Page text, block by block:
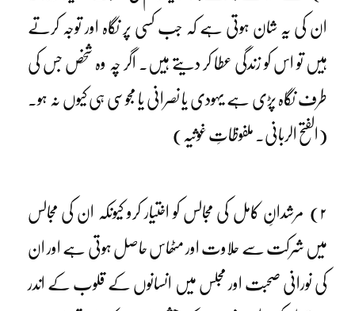
ان کی یہ شان ہوتی ہے کہ جب کسی پر نگاہ اور توجہ کرتے
ہیں تو اس کو زندگی عطا کر دیتے ہیں۔ اگر چہ وہ شخص جس کی
طرف نگاہ پڑی ہے یہودی یا نصرانی یا مجوسی ہی کیوں نہ ہو۔
(الفتح الربانی۔ ملفوظاتِ غوثیہ)
۲) مرشدانِ کامل کی مجالس کو اختیار کرو کیونکہ ان کی مجالس
میں شرکت سے حلاوت اور مٹھاس حاصل ہوتی ہے اور ان
کی نورانی صحبت اور مجلس میں انسانوں کے قلوب کے اندر